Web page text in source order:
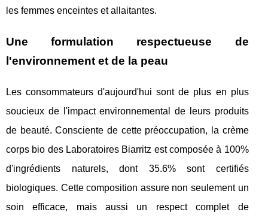
les femmes enceintes et allaitantes.
Une formulation respectueuse de
l'environnement et de la peau
Les consommateurs d'aujourd'hui sont de plus en plus
soucieux de l'impact environnemental de leurs produits
de beauté. Consciente de cette préoccupation, la crème
corps bio des Laboratoires Biarritz est composée à 100%
d'ingrédients naturels, dont 35.6% sont certifiés
biologiques. Cette composition assure non seulement un
soin efficace, mais aussi un respect complet de